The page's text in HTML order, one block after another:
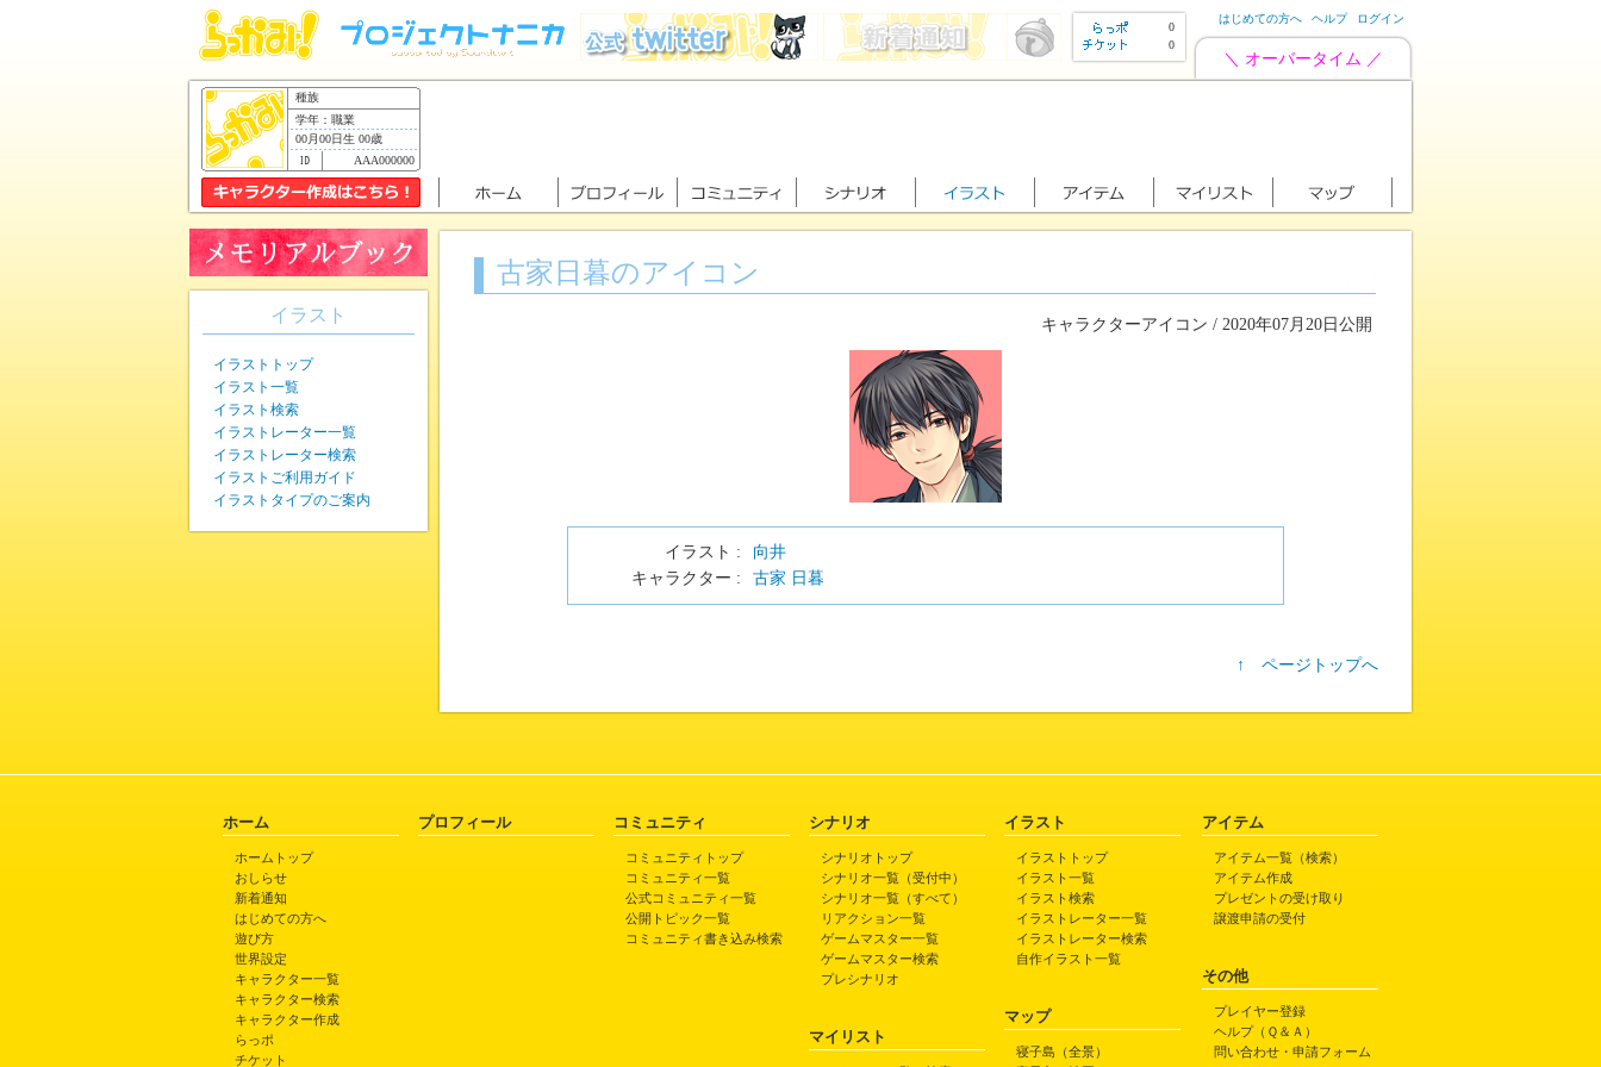
0
0
はじめての方へ ヘルプ ログイン
＼ オーバータイム ／
種族
学年：職業
00月00日生 00歳
AAA000000
古家日暮のアイコン
キャラクターアイコン / 2020年07月20日公開
イラスト :
向井
キャラクター :
古家 日暮
↑ ページトップへ
イラスト
イラストトップ
イラスト一覧
イラスト検索
イラストレーター一覧
イラストレーター検索
イラストご利用ガイド
イラストタイプのご案内
ホーム
ホームトップ
おしらせ
新着通知
はじめての方へ
遊び方
世界設定
キャラクター一覧
キャラクター検索
キャラクター作成
らっポ
チケット
プロフィール コミュニティ
コミュニティトップ
コミュニティ一覧
公式コミュニティ一覧
公開トピック一覧
コミュニティ書き込み検索
シナリオ
シナリオトップ
シナリオ一覧（受付中）
シナリオ一覧（すべて）
リアクション一覧
ゲームマスター一覧
ゲームマスター検索
プレシナリオ
マイリスト
イラスト
イラストトップ
イラスト一覧
イラスト検索
イラストレーター一覧
イラストレーター検索
自作イラスト一覧
マップ
寝子島（全景）
アイテム
アイテム一覧（検索）
アイテム作成
プレゼントの受け取り
譲渡申請の受付
その他
プレイヤー登録
ヘルプ（Ｑ＆Ａ）
問い合わせ・申請フォーム